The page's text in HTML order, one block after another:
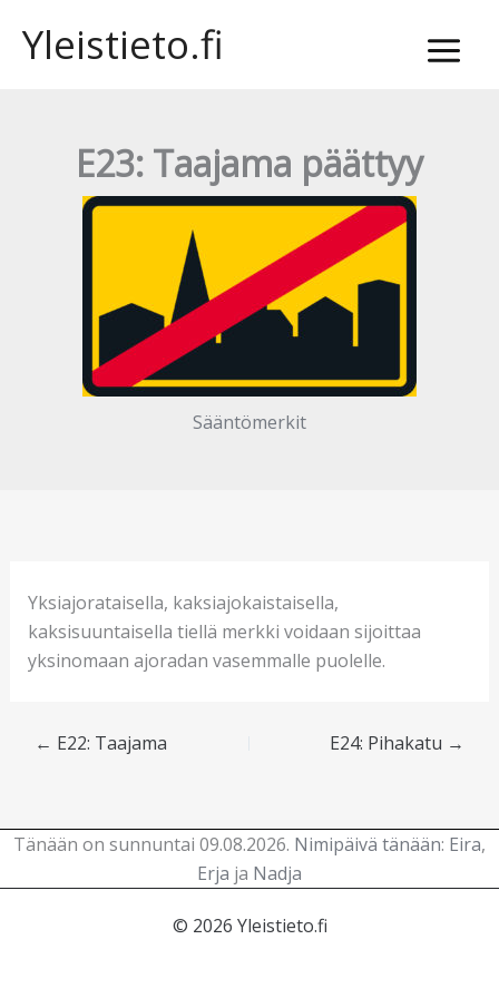
sisältöön
Yleistieto.fi
E23: Taajama päättyy
Sääntömerkit
Yksiajorataisella, kaksiajokaistaisella,
kaksisuuntaisella tiellä merkki voidaan sijoittaa
yksinomaan ajoradan vasemmalle puolelle.
← E22: Taajama E24: Pihakatu →
Tänään on sunnuntai 09.08.2026. Nimipäivä tänään: Eira,
Erja ja Nadja
© 2026 Yleistieto.fi